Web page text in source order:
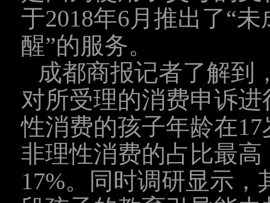
于2018年6月推出了“
醒”的服务。
成都商报记者了解到
对所受理的消费申诉
性消费的孩子年龄在
非理性消费的占比最高
17%。同时调研显示